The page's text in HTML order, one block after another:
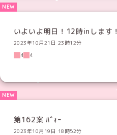
いよいよ明日！12時inします！
2023年10月21日 23時12分
4
4
第162案 ﾊﾞｫｰ
2023年10月19日 18時52分